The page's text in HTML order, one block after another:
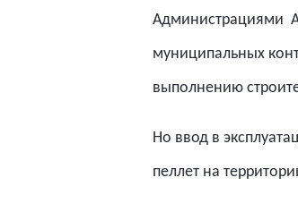
Администрациями
муниципальных
выполнению
Но ввод в
пеллет на